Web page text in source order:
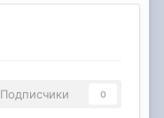
Подписчики 0